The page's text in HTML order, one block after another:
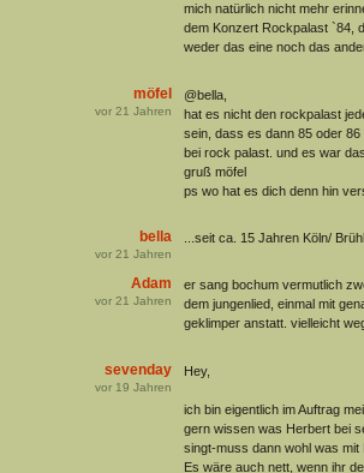
mich natürlich nicht mehr
dem Konzert Rockpalast `84,
weder das eine noch das
möfel
vor 21 Jahren
@bella,
hat es nicht den rockpalast
sein, dass es dann 85 oder
bei rock palast. und es war
gruß möfel
ps wo hat es dich denn hin
bella
vor 21 Jahren
...seit ca. 15 Jahren Köln/ Brühl
Adam
vor 21 Jahren
er sang bochum vermutlich
dem jungenlied, einmal mit
geklimper anstatt. vielleicht
sevenday
vor 19 Jahren
Hey,
ich bin eigentlich im Auftrag
gern wissen was Herbert bei
singt-muss dann wohl was
Es wäre auch nett, wenn ihr